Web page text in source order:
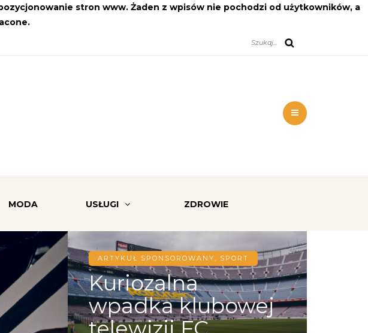
stron www. Żaden z wpisów nie pochodzi od użytkowników, a
MODA USŁUGI ZDROWIE
ARTYKUŁ SPONSOROWANY, SPORT
Kuriozalna
wpadka klubowej